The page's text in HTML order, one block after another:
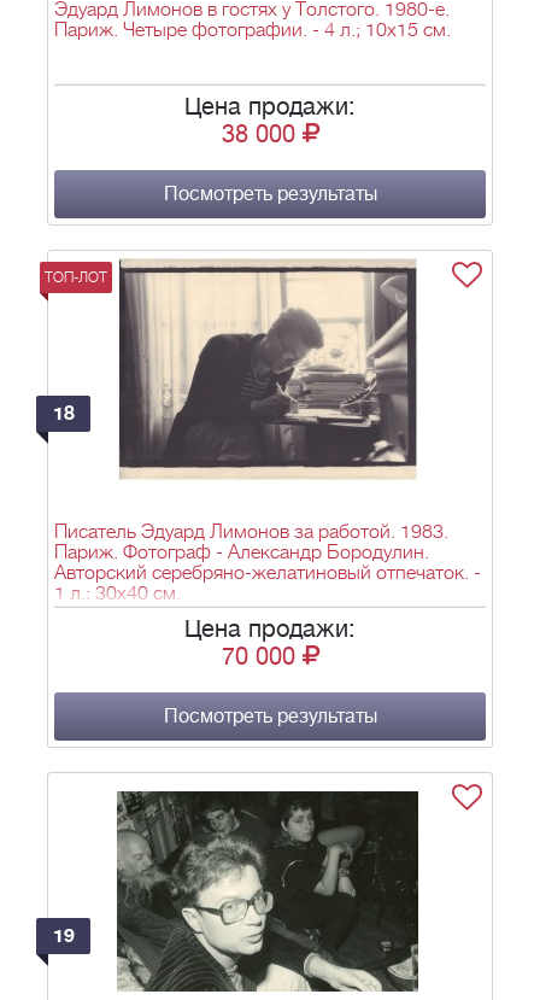
Эдуард Лимонов в гостях у Толстого. 1980-е.
Париж. Четыре фотографии. - 4 л.; 10х15 см.
Цена продажи:
38 000
Посмотреть результаты
ТОП-ЛОТ
18
Писатель Эдуард Лимонов за работой. 1983.
Париж. Фотограф - Александр Бородулин.
Авторский серебряно-желатиновый отпечаток. -
1 л.; 30х40 см.
Цена продажи:
70 000
Посмотреть результаты
19